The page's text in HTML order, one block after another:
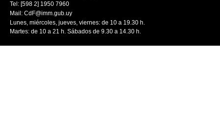
Tel: [598 2] 1950 7960
Mail: CdF@imm.gub.uy
Lunes, miércoles, jueves, viernes: de 10 a 19.30 h.
Martes: de 10 a 21 h. Sábados de 9.30 a 14.30 h.